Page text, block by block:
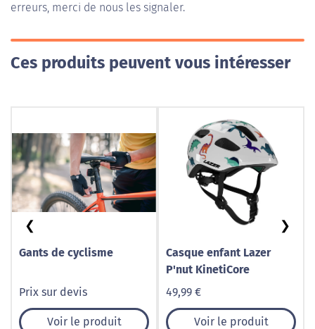
erreurs, merci de nous les signaler.
Ces produits peuvent vous intéresser
Gants de cyclisme
Prix sur devis
Voir le produit
Casque enfant Lazer
P'nut KinetiCore
49,99 €
Voir le produit
❮ ❯